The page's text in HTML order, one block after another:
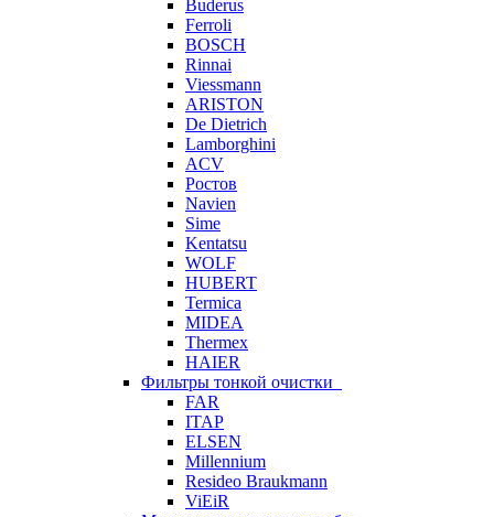
Buderus
Ferroli
BOSCH
Rinnai
Viessmann
ARISTON
De Dietrich
Lamborghini
ACV
Ростов
Navien
Sime
Kentatsu
WOLF
HUBERT
Termica
MIDEA
Thermex
HAIER
Фильтры тонкой очистки
FAR
ITAP
ELSEN
Millennium
Resideo Braukmann
ViEiR